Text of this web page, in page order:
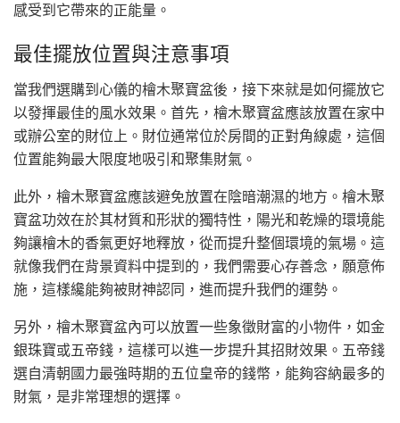
感受到它帶來的正能量。
最佳擺放位置與注意事項
當我們選購到心儀的檜木聚寶盆後，接下來就是如何擺放它
以發揮最佳的風水效果。首先，檜木聚寶盆應該放置在家中
或辦公室的財位上。財位通常位於房間的正對角線處，這個
位置能夠最大限度地吸引和聚集財氣。
此外，檜木聚寶盆應該避免放置在陰暗潮濕的地方。檜木聚
寶盆功效在於其材質和形狀的獨特性，陽光和乾燥的環境能
夠讓檜木的香氣更好地釋放，從而提升整個環境的氣場。這
就像我們在背景資料中提到的，我們需要心存善念，願意佈
施，這樣纔能夠被財神認同，進而提升我們的運勢。
另外，檜木聚寶盆內可以放置一些象徵財富的小物件，如金
銀珠寶或五帝錢，這樣可以進一步提升其招財效果。五帝錢
選自清朝國力最強時期的五位皇帝的錢幣，能夠容納最多的
財氣，是非常理想的選擇。